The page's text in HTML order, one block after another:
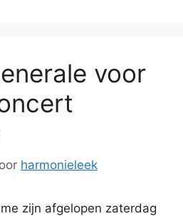
voor
harmonieleek
zijn afgelopen zaterdag